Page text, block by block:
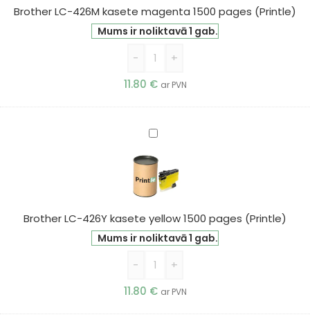
1500
pages
(Printle)
Brother LC-426M kasete magenta 1500 pages (Printle)
Mums ir noliktavā 1 gab.
-
+
11.80 € ar PVN
Brother
426Y
kasete
yellow
1500
pages
(Printle)
Brother LC-426Y kasete yellow 1500 pages (Printle)
Mums ir noliktavā 1 gab.
-
+
11.80 € ar PVN